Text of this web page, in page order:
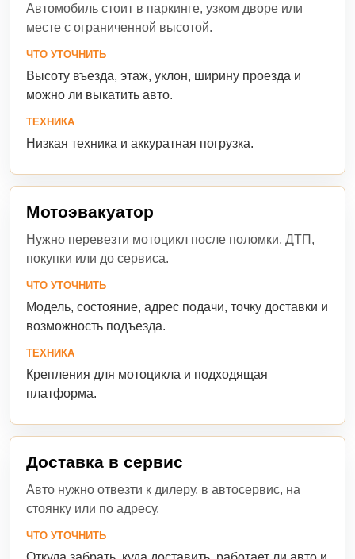
Автомобиль стоит в паркинге, узком дворе или
месте с ограниченной высотой.
ЧТО УТОЧНИТЬ
Высоту въезда, этаж, уклон, ширину проезда и
можно ли выкатить авто.
ТЕХНИКА
Низкая техника и аккуратная погрузка.
Мотоэвакуатор
Нужно перевезти мотоцикл после поломки, ДТП,
покупки или до сервиса.
ЧТО УТОЧНИТЬ
Модель, состояние, адрес подачи, точку доставки и
возможность подъезда.
ТЕХНИКА
Крепления для мотоцикла и подходящая
платформа.
Доставка в сервис
Авто нужно отвезти к дилеру, в автосервис, на
стоянку или по адресу.
ЧТО УТОЧНИТЬ